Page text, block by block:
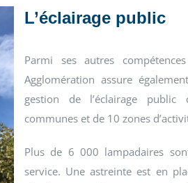
L’éclairage public
Parmi ses autres
Agglomération assure
gestion de l’éclairage
communes et de 10 zones
Plus de 6 000 lampadaires
service. Une astreinte est en